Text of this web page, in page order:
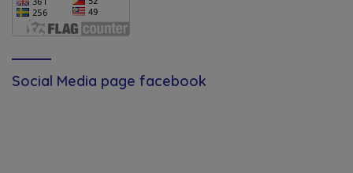
Social Media page facebook